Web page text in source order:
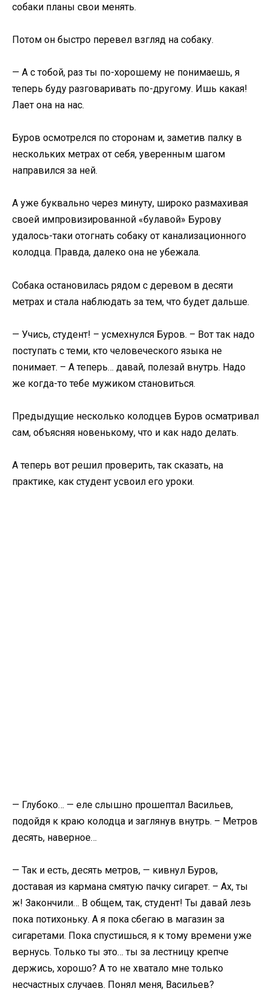
собаки планы свои менять.
Потом он быстро перевел взгляд на собаку.
— А с тобой, раз ты по-хорошему не понимаешь, я
теперь буду разговаривать по-другому. Ишь какая!
Лает она на нас.
Буров осмотрелся по сторонам и, заметив палку в
нескольких метрах от себя, уверенным шагом
направился за ней.
А уже буквально через минуту, широко размахивая
своей импровизированной «булавой» Бурову
удалось-таки отогнать собаку от канализационного
колодца. Правда, далеко она не убежала.
Собака остановилась рядом с деревом в десяти
метрах и стала наблюдать за тем, что будет дальше.
— Учись, студент! – усмехнулся Буров. – Вот так надо
поступать с теми, кто человеческого языка не
понимает. – А теперь… давай, полезай внутрь. Надо
же когда-то тебе мужиком становиться.
Предыдущие несколько колодцев Буров осматривал
сам, объясняя новенькому, что и как надо делать.
А теперь вот решил проверить, так сказать, на
практике, как студент усвоил его уроки.
— Глубоко… — еле слышно прошептал Васильев,
подойдя к краю колодца и заглянув внутрь. – Метров
десять, наверное…
— Так и есть, десять метров, — кивнул Буров,
доставая из кармана смятую пачку сигарет. – Ах, ты
ж! Закончили… В общем, так, студент! Ты давай лезь
пока потихоньку. А я пока сбегаю в магазин за
сигаретами. Пока спустишься, я к тому времени уже
вернусь. Только ты это… ты за лестницу крепче
держись, хорошо? А то не хватало мне только
несчастных случаев. Понял меня, Васильев?